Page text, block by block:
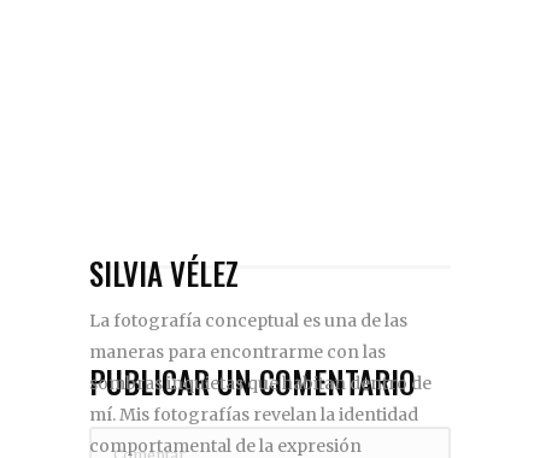
SILVIA VÉLEZ
La fotografía conceptual es una de las
maneras para encontrarme con las
sombras inquietas que habitan dentro de
mí. Mis fotografías revelan la identidad
comportamental de la expresión
PUBLICAR UN COMENTARIO